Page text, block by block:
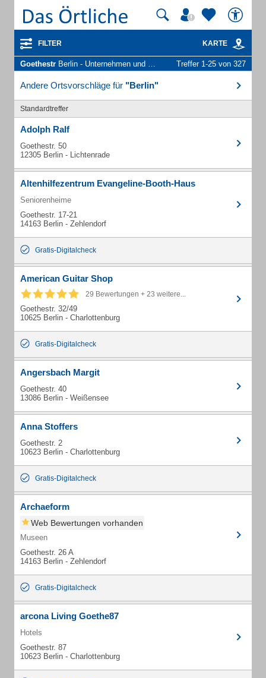
FILTER KARTE
Goethestr Berlin - Unternehmen und Personen Treffer 1-25 von 327
Andere Ortsvorschläge für "Berlin"
Standardtreffer
Adolph Ralf
Goethestr. 50
12305 Berlin - Lichtenrade
Altenhilfezentrum Evangeline-Booth-Haus
Seniorenheime
Goethestr. 17-21
14163 Berlin - Zehlendorf
Gratis-Digitalcheck
American Guitar Shop
29 Bewertungen + 23 weitere...
Goethestr. 32/49
10625 Berlin - Charlottenburg
Gratis-Digitalcheck
Angersbach Margit
Goethestr. 40
13086 Berlin - Weißensee
Anna Stoffers
Goethestr. 2
10623 Berlin - Charlottenburg
Gratis-Digitalcheck
Archaeform
Web Bewertungen vorhanden
Museen
Goethestr. 26 A
14163 Berlin - Zehlendorf
Gratis-Digitalcheck
arcona Living Goethe87
Hotels
Goethestr. 87
10623 Berlin - Charlottenburg